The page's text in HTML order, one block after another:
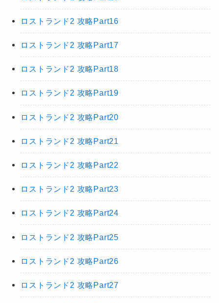
ロストランド2 攻略Part16
ロストランド2 攻略Part17
ロストランド2 攻略Part18
ロストランド2 攻略Part19
ロストランド2 攻略Part20
ロストランド2 攻略Part21
ロストランド2 攻略Part22
ロストランド2 攻略Part23
ロストランド2 攻略Part24
ロストランド2 攻略Part25
ロストランド2 攻略Part26
ロストランド2 攻略Part27